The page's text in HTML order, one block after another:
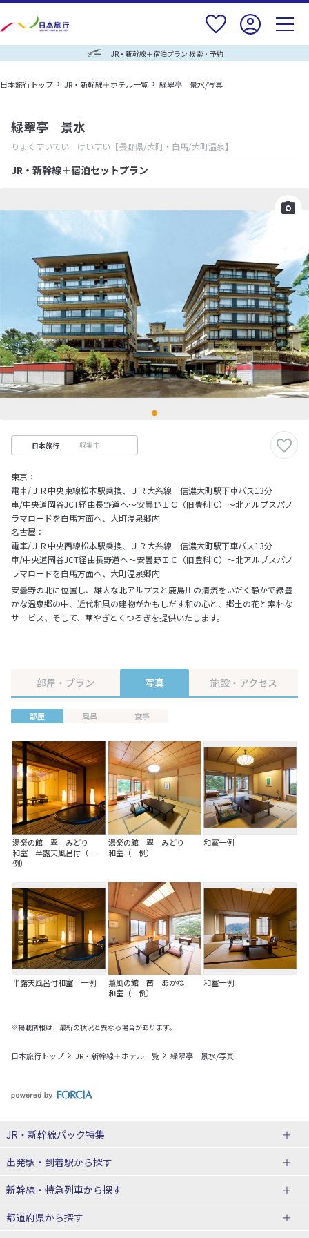
JR・新幹線＋宿泊プラン 検索・予約
日本旅行トップ JR・新幹線＋ホテル一覧 緑翠亭 景水/写真
緑翠亭 景水
りょくすいてい けいすい 【長野県/大町・白馬/大町温泉】
JR・新幹線＋宿泊セットプラン
日本旅行 収集中
東京：
電車/ＪＲ中央東線松本駅乗換、ＪＲ大糸線 信濃大町駅下車バス13分
車/中央道岡谷JCT経由長野道へ～安曇野ＩＣ（旧豊科IC）～北アルプスパノ
ラマロードを白馬方面へ、大町温泉郷内
名古屋：
電車/ＪＲ中央西線松本駅乗換、ＪＲ大糸線 信濃大町駅下車バス13分
車/中央道岡谷JCT経由長野道へ～安曇野ＩＣ（旧豊科IC）～北アルプスパノ
ラマロードを白馬方面へ、大町温泉郷内
安曇野の北に位置し、雄大な北アルプスと鹿島川の清流をいだく静かで緑豊
かな温泉郷の中、近代和風の建物がかもしだす和の心と、郷土の花と素朴な
サービス、そして、華やぎとくつろぎを提供いたします。
部屋・プラン 写真 施設・アクセス
部屋 風呂 食事
湯楽の館 翠 みどり
和室 半露天風呂付（一
例）
湯楽の館 翠 みどり
和室（一例）
和室一例
半露天風呂付和室 一例
薫風の館 茜 あかね
和室（一例）
和室一例
※掲載情報は、最新の状況と異なる場合があります。
日本旅行トップ JR・新幹線＋ホテル一覧 緑翠亭 景水/写真
JR・新幹線パック特集
JR・新幹線＋ホテルパック
出張パック
出発駅・到着駅から探す
秋田⇔東京 新幹線パック
仙台→東京 新幹線パック
新幹線・特急列車から探す
北海道新幹線 旅行
都道府県から探す